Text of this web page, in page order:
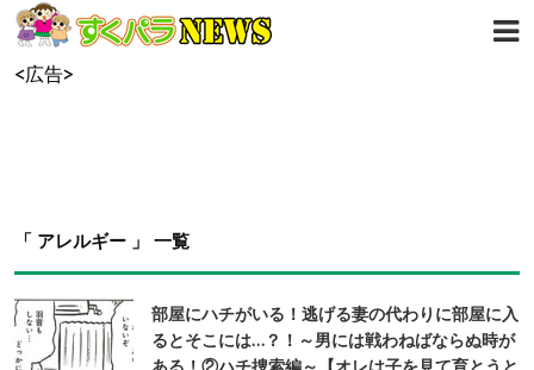
<広告>
「 アレルギー 」 一覧
部屋にハチがいる！逃げる妻の代わりに部屋に入
るとそこには…？！～男には戦わねばならぬ時が